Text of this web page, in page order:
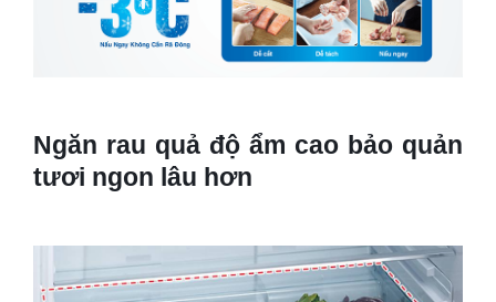
Ngăn rau quả độ ẩm cao bảo quản
tươi ngon lâu hơn